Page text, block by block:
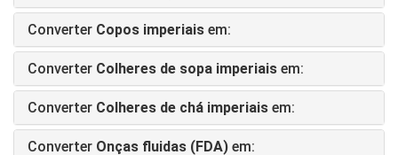
Converter Copos imperiais em:
Converter Colheres de sopa imperiais em:
Converter Colheres de chá imperiais em:
Converter Onças fluidas (FDA) em: